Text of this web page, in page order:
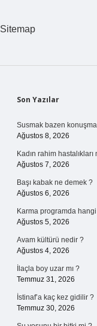
Sitemap
Sidebar
Son Yazılar
Susmak bazen
Ağustos 8, 2026
Kadın rahim
Ağustos 7, 2026
Başı kabak ne demek ?
Ağustos 6, 2026
Karma programda hangi
Ağustos 5, 2026
Avam kültürü nedir ?
Ağustos 4, 2026
İlaçla boy uzar mı ?
Temmuz 31, 2026
İstinaf’a kaç kez gidilir ?
Temmuz 30, 2026